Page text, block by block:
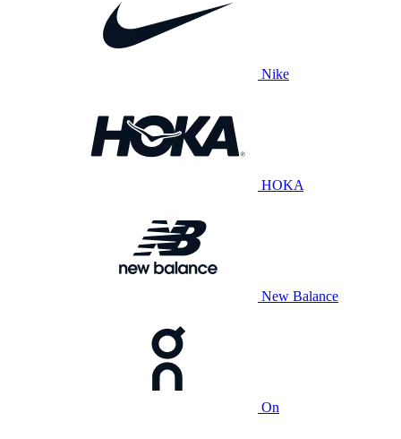
Nike
HOKA
New Balance
On